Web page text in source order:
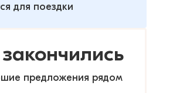
для поездки
предложения рядом